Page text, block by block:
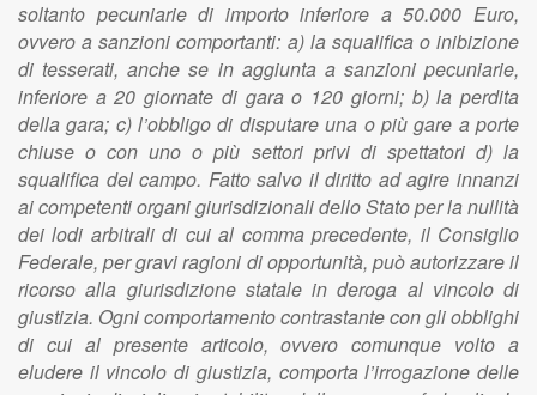
soltanto pecuniarie di importo inferiore a 50.000 Euro,
ovvero a sanzioni comportanti: a) la squalifica o inibizione
di tesserati, anche se in aggiunta a sanzioni pecuniarie,
inferiore a 20 giornate di gara o 120 giorni; b) la perdita
della gara; c) l’obbligo di disputare una o più gare a porte
chiuse o con uno o più settori privi di spettatori d) la
squalifica del campo. Fatto salvo il diritto ad agire innanzi
ai competenti organi giurisdizionali dello Stato per la nullità
dei lodi arbitrali di cui al comma precedente, il Consiglio
Federale, per gravi ragioni di opportunità, può autorizzare il
ricorso alla giurisdizione statale in deroga al vincolo di
giustizia. Ogni comportamento contrastante con gli obblighi
di cui al presente articolo, ovvero comunque volto a
eludere il vincolo di giustizia, comporta l’irrogazione delle